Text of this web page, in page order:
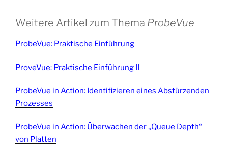
Weitere Artikel zum Thema ProbeVue
ProbeVue: Praktische Einführung
ProveVue: Praktische Einführung II
ProbeVue in Action: Identifizieren eines Abstürzenden
Prozesses
ProbeVue in Action: Überwachen der „Queue Depth“
von Platten